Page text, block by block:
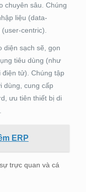
chuyên sâu. Chúng
liệu (data-
centric).
diện sạch sẽ, gọn
tiêu dùng (như
điện tử). Chúng tập
dùng, cung cấp
ưu tiên thiết bị di
ERP
trực quan và cá